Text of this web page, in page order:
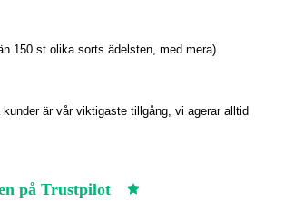
150 st olika sorts ädelsten, med mera)
kunder är vår viktigaste tillgång, vi agerar alltid
på Trustpilot